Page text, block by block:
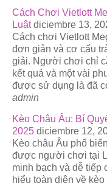
Cách Chơi Vietlott
Luật diciembre 13,
Cách chơi Vietlott
đơn giản và cơ cấu
giải. Người chơi chỉ
kết quả và một vài
được sử dụng là đã
admin
Kèo Châu Âu: Bí
2025 diciembre 12,
Kèo châu Âu phổ
được người chơi tại
minh bạch và dễ tiếp
hiểu toàn diện về